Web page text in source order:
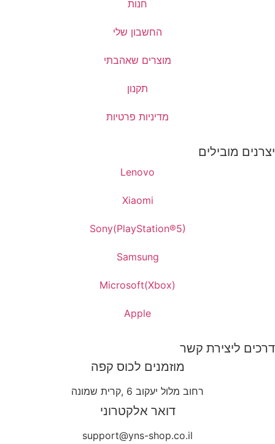
חנות
החשבון שלי
מוצרים שאהבתי
תקנון
מדיניות פרטיות
יצרנים מובילים
Lenovo
Xiaomi
Sony(PlayStation®5)
Samsung
Microsoft(Xbox)
Apple
דרכים ליצירת קשר
מוזמנים לכוס קפה
רחוב מלול יעקוב 6 ,קרית שמונה
דואר אלקטרוני
support@yns-shop.co.il